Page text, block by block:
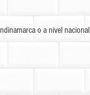
o a nivel